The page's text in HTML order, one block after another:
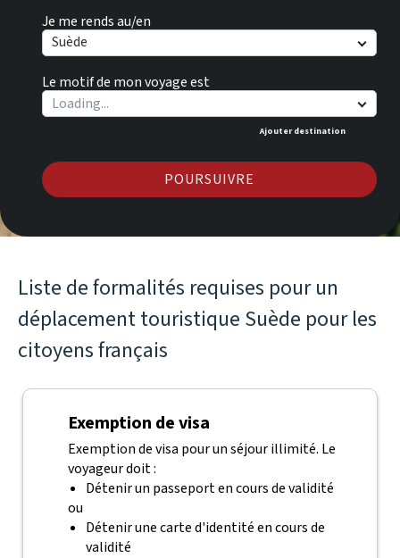
Je me rends au/en
Suède
Le motif de mon voyage est
Ajouter destination
POURSUIVRE
Liste de formalités requises pour un
déplacement touristique Suède pour les
citoyens français
Exemption de visa
Exemption de visa pour un séjour illimité. Le
voyageur doit :
Détenir un passeport en cours de validité
ou
Détenir une carte d'identité en cours de
validité